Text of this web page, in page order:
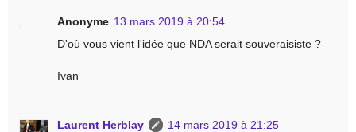
Anonyme 13 mars 2019 à 20:54
D'où vous vient l'idée que NDA serait souveraisiste ?
Ivan
Laurent Herblay
14 mars 2019 à 21:25